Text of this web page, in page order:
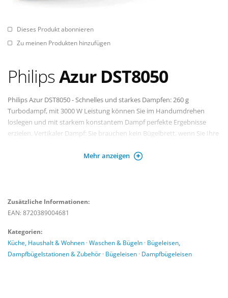
Dieses Produkt abonnieren
Zu meinen Produkten hinzufügen
PhilipsAzur DST8050
Philips Azur DST8050 - Schnelles und starkes Dampfen: 260 g
Turbodampf, mit 3000 W Leistung können Sie im Handumdrehen
loslegen und mit starkem konstantem Dampf perfekte Ergebnisse
erzielen. Vertikaler Dampf: Sie brauchen kein Bügelbrett, wenn Sie Ihre
Temperaturanpassung zu warten. Lange Akkulaufzeit: Mehr bügeln
bei jeder Sitzung dank des nachfüllbaren 350-ml-Tanks.
wenn Sie das Bügeleisen bewegen und lässt automatisch Dampf ab.
Mehr anzeigen
Zusätzliche Informationen:
EAN: 8720389004681
Kategorien:
Küche, Haushalt & Wohnen · Waschen & Bügeln · Bügeleisen,
Dampfbügelstationen & Zubehör · Bügeleisen · Dampfbügeleisen